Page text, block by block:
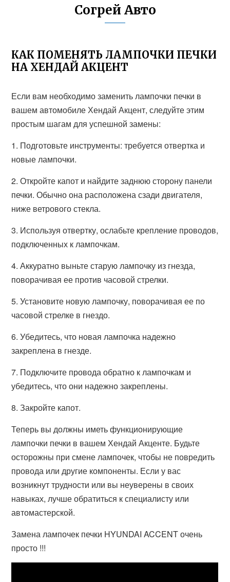
Согрей Авто
КАК ПОМЕНЯТЬ ЛАМПОЧКИ ПЕЧКИ
НА ХЕНДАЙ АКЦЕНТ
Если вам необходимо заменить лампочки печки в
вашем автомобиле Хендай Акцент, следуйте этим
простым шагам для успешной замены:
1. Подготовьте инструменты: требуется отвертка и
новые лампочки.
2. Откройте капот и найдите заднюю сторону панели
печки. Обычно она расположена сзади двигателя,
ниже ветрового стекла.
3. Используя отвертку, ослабьте крепление проводов,
подключенных к лампочкам.
4. Аккуратно выньте старую лампочку из гнезда,
поворачивая ее против часовой стрелки.
5. Установите новую лампочку, поворачивая ее по
часовой стрелке в гнездо.
6. Убедитесь, что новая лампочка надежно
закреплена в гнезде.
7. Подключите провода обратно к лампочкам и
убедитесь, что они надежно закреплены.
8. Закройте капот.
Теперь вы должны иметь функционирующие
лампочки печки в вашем Хендай Акценте. Будьте
осторожны при смене лампочек, чтобы не повредить
провода или другие компоненты. Если у вас
возникнут трудности или вы неуверены в своих
навыках, лучше обратиться к специалисту или
автомастерской.
Замена лампочек печки HYUNDAI ACCENT очень
просто !!!